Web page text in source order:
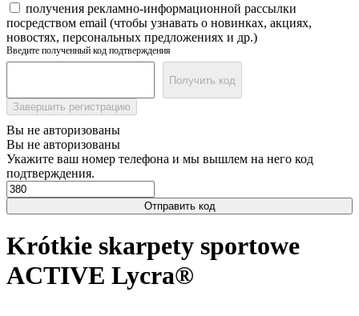
получения рекламно-информационной рассылки
посредством email (чтобы узнавать о новинках, акциях,
новостях, персональных предложениях и др.)
Введите полученный код подтверждения
Получить код
Завершить регистрацию
Вы не авторизованы
Вы не авторизованы
Укажите ваш номер телефона и мы вышлем на него код
подтверждения.
Отправить код
Krótkie skarpety sportowe
ACTIVE Lycra®